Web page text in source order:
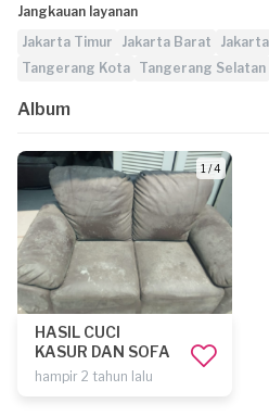
Jangkauan layanan
Jakarta Timur
Jakarta Barat
Tangerang Kota Tangerang Selatan
Album
1 / 4
HASIL CUCI
KASUR DAN SOFA
hampir 2 tahun lalu